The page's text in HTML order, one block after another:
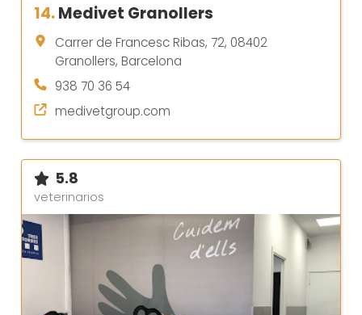
14.Medivet Granollers
Carrer de Francesc Ribas, 72, 08402
Granollers, Barcelona
938 70 36 54
medivetgroup.com
5.8
veterinarios